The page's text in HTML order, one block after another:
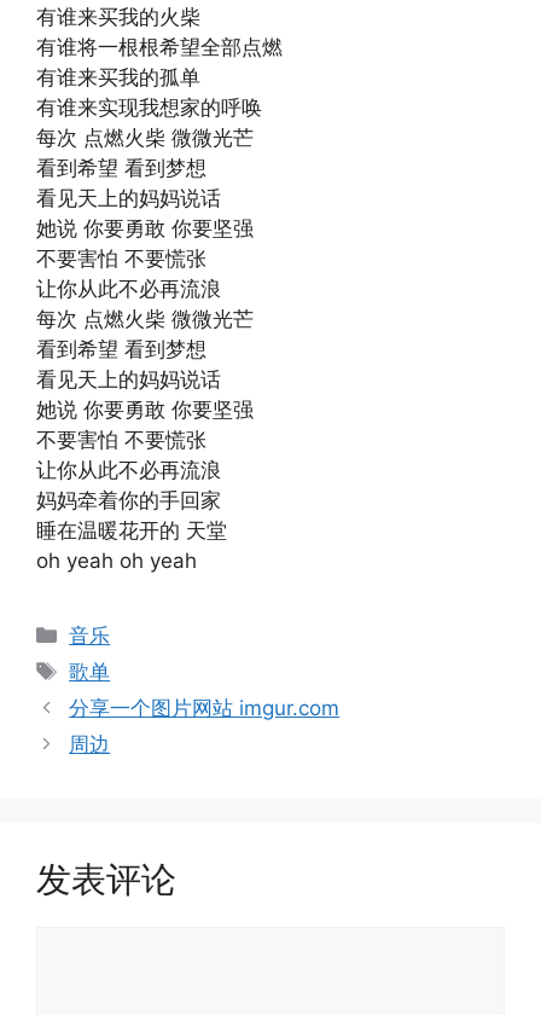
有谁来买我的火柴
有谁将一根根希望全部点燃
有谁来买我的孤单
有谁来实现我想家的呼唤
每次 点燃火柴 微微光芒
看到希望 看到梦想
看见天上的妈妈说话
她说 你要勇敢 你要坚强
不要害怕 不要慌张
让你从此不必再流浪
每次 点燃火柴 微微光芒
看到希望 看到梦想
看见天上的妈妈说话
她说 你要勇敢 你要坚强
不要害怕 不要慌张
让你从此不必再流浪
妈妈牵着你的手回家
睡在温暖花开的 天堂
oh yeah oh yeah
分
类
音乐
标
签
歌单
分享一个图片网站 imgur.com
周边
发表评论